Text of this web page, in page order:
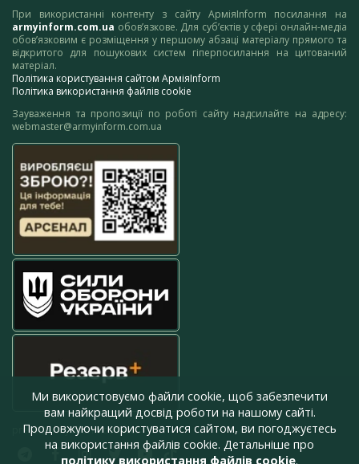
При використанні контенту з сайту АрміяInform посилання на
armyinform.com.ua обов’язкове. Для суб’єктів у сфері онлайн-медіа
обов’язковим є розміщення у першому абзаці матеріалу прямого та
відкритого для пошукових систем гіперпосилання на цитований
матеріал.
Політика користування сайтом АрміяInform
Політика використання файлів cookie
Зауваження та пропозиції по роботі сайту надсилайте на адресу:
webmaster@armyinform.com.ua
press@armyinform.com.ua
Ми використовуємо файли cookie, щоб забезпечити
вам найкращий досвід роботи на нашому сайті.
Продовжуючи користуватися сайтом, ви погоджуєтесь
на використання файлів cookie. Детальніше про
політику використання файлів cookie.